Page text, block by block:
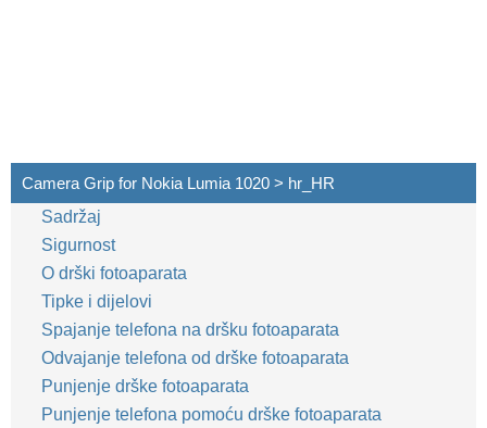
Camera Grip for Nokia Lumia 1020 > hr_HR
Sadržaj
Sigurnost
O drški fotoaparata
Tipke i dijelovi
Spajanje telefona na dršku fotoaparata
Odvajanje telefona od drške fotoaparata
Punjenje drške fotoaparata
Punjenje telefona pomoću drške fotoaparata